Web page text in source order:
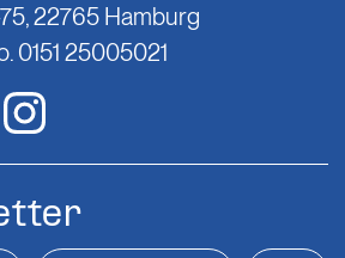
22765 Hamburg
0151 25005021